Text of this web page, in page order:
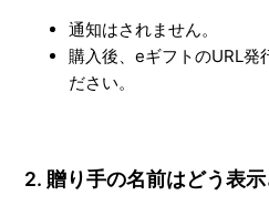
通知はされません。
購入後、eギフトのURL発
ださい。
2. 贈り手の名前はどう表